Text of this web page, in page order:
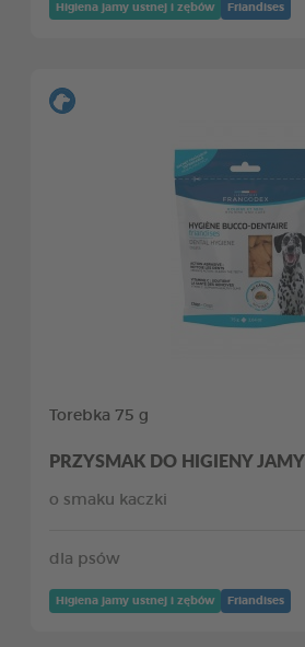
Higiena jamy ustnej i zębów Friandises
Torebka 75 g
PRZYSMAK DO HIGIENY
o smaku kaczki
dla psów
Higiena jamy ustnej i zębów Friandises